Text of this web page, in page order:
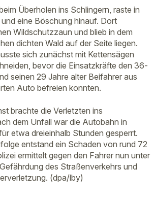
Überholen ins Schlingern, raste in
eine Böschung hinauf. Dort
Wildschutzzaun und blieb in dem
dichten Wald auf der Seite liegen.
sich zunächst mit Kettensägen
bevor die Einsatzkräfte den 36-
seinen 29 Jahre alter Beifahrer aus
Auto befreien konnten.
brachte die Verletzten ins
dem Unfall war die Autobahn in
etwa dreieinhalb Stunden gesperrt.
entstand ein Schaden von rund 72
ermittelt gegen den Fahrer nun unter
des Straßenverkehrs und
(dpa/lby)